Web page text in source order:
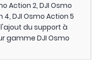
Action 2, DJI Osmo
4, DJI Osmo Action 5
l'ajout du support à
gamme DJI Osmo